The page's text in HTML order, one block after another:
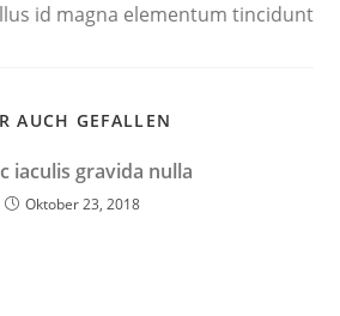
id magna elementum tincidunt
AUCH GEFALLEN
iaculis gravida nulla
Oktober 23, 2018